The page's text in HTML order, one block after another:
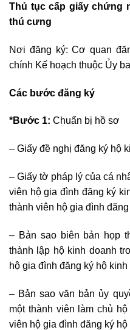
Thủ tục cấp giấy chứng
thú cưng
Nơi đăng ký: Cơ quan
chính Kế hoạch thuộc Ủy
Các bước đăng ký
*Bước 1: Chuẩn bị hồ sơ
– Giấy đề nghị đăng ký hộ
– Giấy tờ pháp lý của cá
viên hộ gia đình đăng ký
thành viên hộ gia đình đăng
– Bản sao biên bản họp
thành lập hộ kinh doanh
hộ gia đình đăng ký hộ kinh
– Bản sao văn bản ủy
một thành viên làm chủ
viên hộ gia đình đăng ký hộ